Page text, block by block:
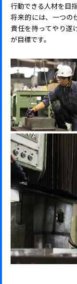
行動できる人材を目
将来的には、一つの
責任を持ってやり遂
が目標です。